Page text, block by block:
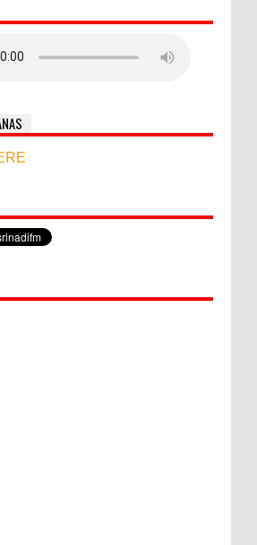
RI Bangun Islamic Centre di
KLUNGKUNG GELAR PASAR